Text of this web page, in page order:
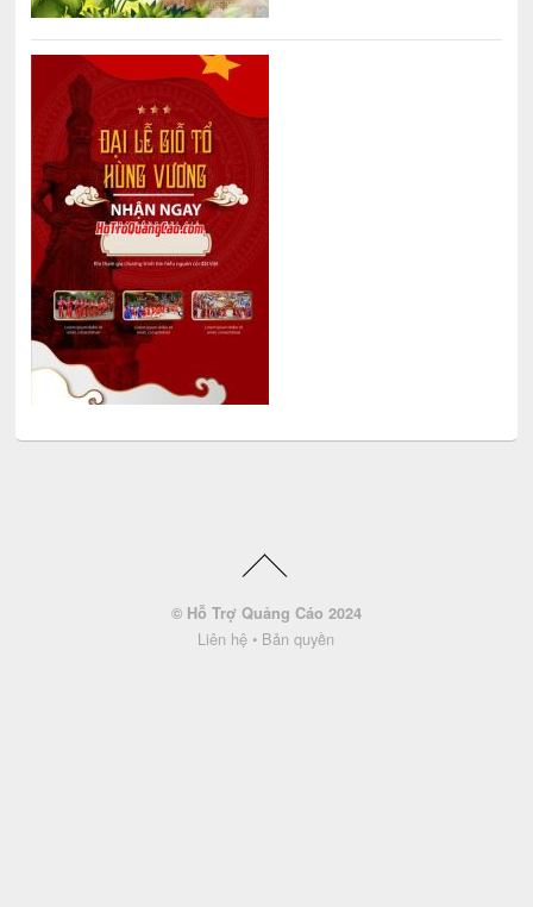
© Hỗ Trợ Quảng Cáo 2024
Liên hệ • Bản quyền